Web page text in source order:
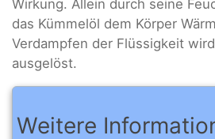
Wirkung. Allein durch seine
das Kümmelöl dem Körper
Verdampfen der Flüssigkeit
ausgelöst.
Weitere